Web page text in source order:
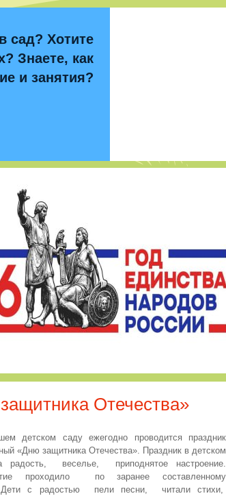
сад? Хотите
Знаете, как
и занятия?
Отечества»
детском саду ежегодно проводится праздник
«Дню защитника Отечества». Праздник в детском
радость, веселье, приподнятое настроение.
проходило по заранее составленному
с радостью пели песни, читали стихи,